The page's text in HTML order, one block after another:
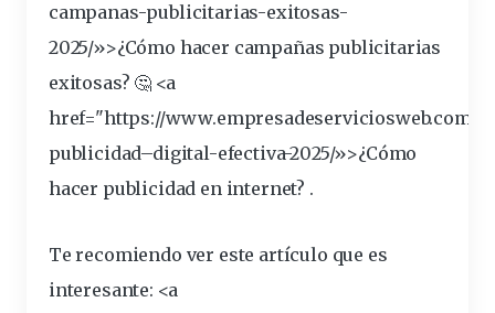
campanas-publicitarias-exitosas-
2025/»>¿Cómo hacer campañas publicitarias
exitosas? 🤔 <a
href="https://www.empresadeserviciosweb.com/
publicidad–digital-efectiva-2025/»>¿Cómo
hacer publicidad en internet? .
Te recomiendo ver este artículo que es
interesante: <a